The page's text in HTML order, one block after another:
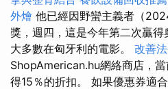
外燴 他已經因野蠻主義者（
獎，週四，這是今年第二次贏
大多數在匈牙利的電影。 改善
ShopAmerican.hu網絡商店，
得15％的折扣。 如果優惠券適